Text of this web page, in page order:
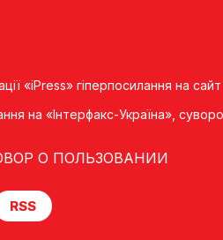
«iPress» гіперпосилання на сайт
на «Iнтерфакс-Україна»,
О ПОЛЬЗОВАНИИ
RSS